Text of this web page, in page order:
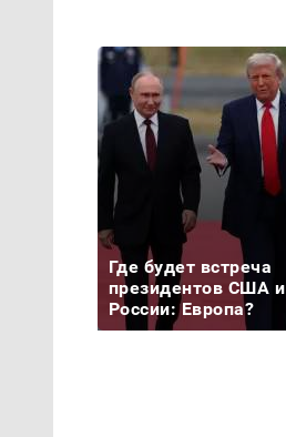
Где будет встреча
президентов США и
России: Европа?